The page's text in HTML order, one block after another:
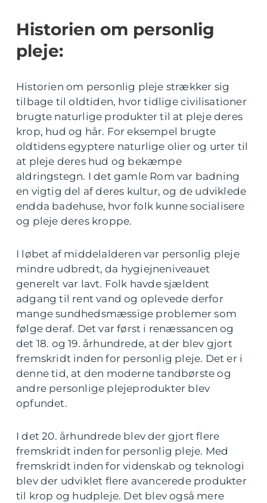
Historien om personlig
pleje:
Historien om personlig pleje strækker sig
tilbage til oldtiden, hvor tidlige civilisationer
brugte naturlige produkter til at pleje deres
krop, hud og hår. For eksempel brugte
oldtidens egyptere naturlige olier og urter til
at pleje deres hud og bekæmpe
aldringstegn. I det gamle Rom var badning
en vigtig del af deres kultur, og de udviklede
endda badehuse, hvor folk kunne socialisere
og pleje deres kroppe.
I løbet af middelalderen var personlig pleje
mindre udbredt, da hygiejneniveauet
generelt var lavt. Folk havde sjældent
adgang til rent vand og oplevede derfor
mange sundhedsmæssige problemer som
følge deraf. Det var først i renæssancen og
det 18. og 19. århundrede, at der blev gjort
fremskridt inden for personlig pleje. Det er i
denne tid, at den moderne tandbørste og
andre personlige plejeprodukter blev
opfundet.
I det 20. århundrede blev der gjort flere
fremskridt inden for personlig pleje. Med
fremskridt inden for videnskab og teknologi
blev der udviklet flere avancerede produkter
til krop og hudpleje. Det blev også mere